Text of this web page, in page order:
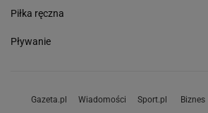
Piłka ręczna
Pływanie
Gazeta.pl Wiadomości Sport.pl Biznes